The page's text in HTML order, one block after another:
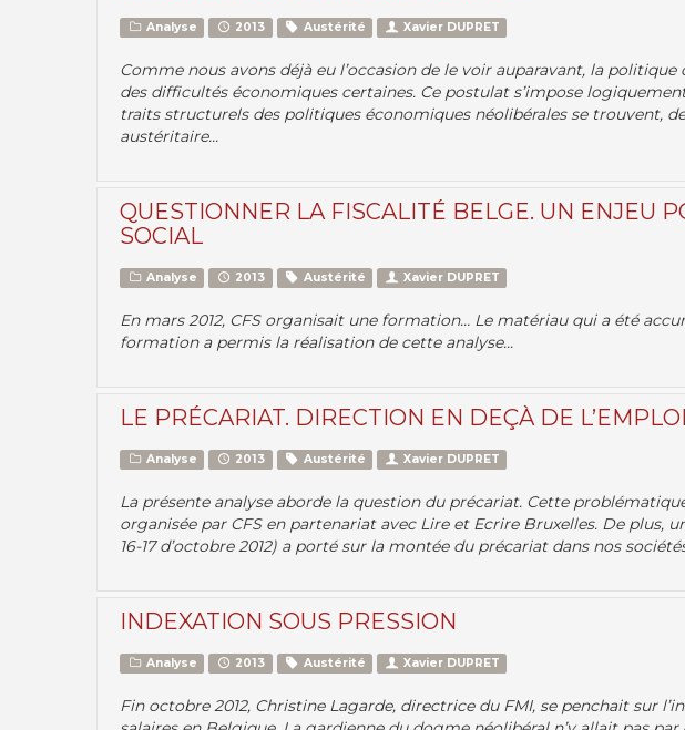
Analyse 2013 Austérité Xavier DUPRET
Comme nous avons déjà eu l’occasion de le voir auparavant, la politique
des difficultés économiques certaines. Ce postulat s’impose
traits structurels des politiques économiques néolibérales se trouvent,
austéritaire...
QUESTIONNER LA FISCALITÉ BELGE. UN ENJEU
SOCIAL
Analyse 2013 Austérité Xavier DUPRET
En mars 2012, CFS organisait une formation… Le matériau qui a été
formation a permis la réalisation de cette analyse...
LE PRÉCARIAT. DIRECTION EN DEÇÀ DE
Analyse 2013 Austérité Xavier DUPRET
La présente analyse aborde la question du précariat. Cette
organisée par CFS en partenariat avec Lire et Ecrire Bruxelles. De plus,
16-17 d’octobre 2012) a porté sur la montée du précariat dans nos
INDEXATION SOUS PRESSION
Analyse 2013 Austérité Xavier DUPRET
Fin octobre 2012, Christine Lagarde, directrice du FMI, se penchait sur